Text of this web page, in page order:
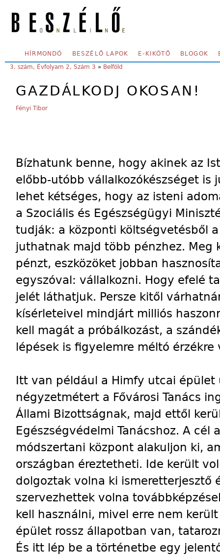
SECONDARY MENU
HÍRMONDÓ BESZÉLŐ LAPOK E-KIKÖTŐ BLOGOK
YOU ARE HERE:
3. szám, Évfolyam 2, Szám 3 » Belföld
GAZDÁLKODJ OKOSAN!
Fényi Tibor
Bízhatunk benne, hogy akinek az
előbb-utóbb vállalkozókészséget is
lehet kétséges, hogy az isteni
a Szociális és Egészségügyi
tudják: a központi költségvetésből
juthatnak majd több pénzhez. Meg
pénzt, eszközöket jobban
egyszóval: vállalkozni. Hogy efelé
jelét láthatjuk. Persze kitől
kísérleteivel mindjárt milliós
kell magát a próbálkozást, a
lépések is figyelemre méltó érzékre
Itt van például a Himfy utcai épület
négyzetmétert a Fővárosi Tanács
Állami Bizottságnak, majd ettől
Egészségvédelmi Tanácshoz. A
módszertani központ alakuljon ki,
országban éreztetheti. Ide került
dolgoztak volna ki ismeretterjesztő
szervezhettek volna
kell használni, mivel erre nem
épület rossz állapotban van,
És itt lép be a történetbe egy